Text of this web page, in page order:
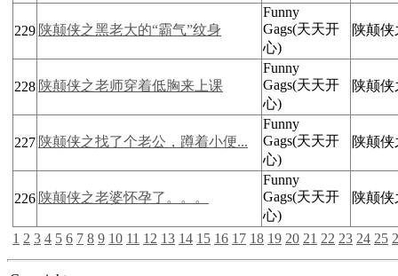
229 陕颠侠之黑老大的“霸气”纹身
Funny
Gags(天天开
心)
陕颠
228 陕颠侠之老师穿着低胸来上课
Funny
Gags(天天开
心)
陕颠
227 陕颠侠之找了个老公，蹲着小便...
Funny
Gags(天天开
心)
陕颠
226 陕颠侠之老婆怀孕了。。。
Funny
Gags(天天开
心)
陕颠
1 2 3 4 5 6 7 8 9 10 11 12 13 14 15 16 17 18 19 20 21 22 23 24 25